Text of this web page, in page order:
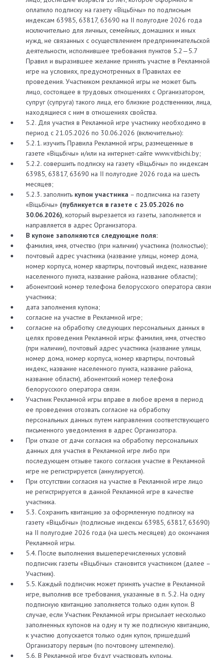
оплатило подписку на газету «Вiцьбiчы» по подписным
индексам 63985, 63817, 63690 на II полугодие 2026 года
исключительно для личных, семейных, домашних и иных
нужд, не связанных с осуществлением предпринимательской
деятельности, исполнившее требования пунктов 5.2—5.7
Правил и выразившее желание принять участие в Рекламной
игре на условиях, предусмотренных в Правилах ее
проведения. Участником рекламной игры не может быть
лицо, состоящее в трудовых отношениях с Организатором,
супруг (супруга) такого лица, его близкие родственники, лица,
находящиеся с ним в отношениях свойства.
5.2. Для участия в Рекламной игре участнику необходимо в
период с 21.05.2026 по 30.06.2026 (включительно):
5.2.1. изучить Правила Рекламной игры, размещенные в
газете «Вiцьбiчы» и/или на интернет-сайте www.vitbichi.by;
5.2.2. совершить подписку на газету «Вiцьбiчы» по индексам
63985, 63817, 63690 на II полугодие 2026 года на шесть
месяцев;
5.2.3. заполнить купон участника – подписчика на газету
«Вiцьбiчы» (публикуется в газете с 23.05.2026 по
30.06.2026), который вырезается из газеты, заполняется и
направляется в адрес Организатора.
В купоне заполняются следующие поля:
фамилия, имя, отчество (при наличии) участника (полностью);
почтовый адрес участника (название улицы, номер дома,
номер корпуса, номер квартиры, почтовый индекс, название
населенного пункта, название района, название области);
абонентский номер телефона белорусского оператора связи
участника;
дата заполнения купона;
согласие на участие в Рекламной игре;
согласие на обработку следующих персональных данных в
целях проведения Рекламной игры: фамилия, имя, отчество
(при наличии), почтовый адрес участника (название улицы,
номер дома, номер корпуса, номер квартиры, почтовый
индекс, название населенного пункта, название района,
название области), абонентский номер телефона
белорусского оператора связи.
Участник Рекламной игры вправе в любое время в период
ее проведения отозвать согласие на обработку
персональных данных путем направления соответствующего
письменного уведомления в адрес Организатора.
При отказе от дачи согласия на обработку персональных
данных для участия в Рекламной игре либо при
последующем отзыве такого согласия участие в Рекламной
игре не регистрируется (аннулируется).
При отсутствии согласия на участие в Рекламной игре лицо
не регистрируется в данной Рекламной игре в качестве
участника.
5.3. Сохранить квитанцию за оформленную подписку на
газету «Вiцьбiчы» (подписные индексы 63985, 63817, 63690)
на II полугодие 2026 года (на шесть месяцев) до окончания
Рекламной игры.
5.4. После выполнения вышеперечисленных условий
подписчик газеты «Вiцьбiчы» становится участником (далее –
Участник).
5.5. Каждый подписчик может принять участие в Рекламной
игре, выполнив все требования, указанные в п. 5.2. На одну
подписную квитанцию заполняется только один купон. В
случае, если Участник Рекламной игры присылает несколько
заполненных купонов на одну и ту же подписную квитанцию,
к участию допускается только один купон, пришедший
Организатору первым (по почтовому штемпелю).
5.6. В Рекламной игре будут участвовать купоны,